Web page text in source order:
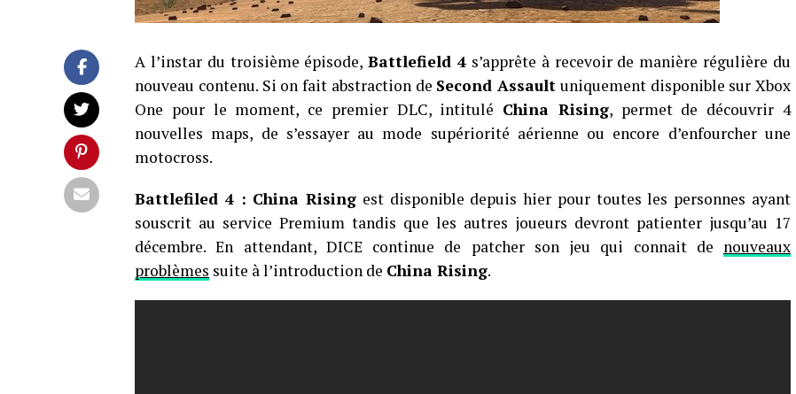
A l’instar du troisième épisode,Battlefield 4 s’apprête à recevoir de manière régulière du
nouveau contenu. Si on fait abstraction de Second Assault uniquement disponible sur Xbox
One pour le moment, ce premier DLC, intitulé China Rising, permet de découvrir 4
nouvelles maps, de s’essayer au mode supériorité aérienne ou encore d’enfourcher une
motocross.
Battlefiled 4 : China Rising est disponible depuis hier pour toutes les personnes ayant
souscrit au service Premium tandis que les autres joueurs devront patienter jusqu’au 17
décembre. En attendant, DICE continue de patcher son jeu qui connait de nouveaux
problèmes suite à l’introduction de China Rising.